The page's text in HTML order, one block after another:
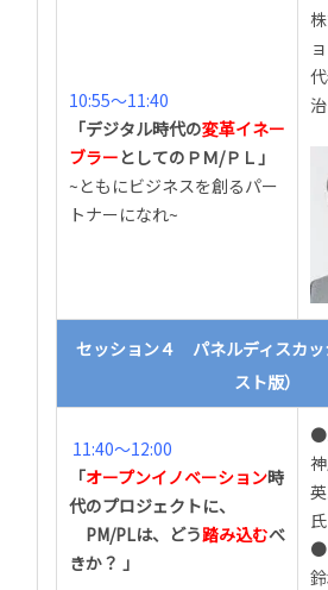
10:55～11:40
「デジタル時代の変革イネー
ブラー としてのＰＭ/ＰＬ 」
~ともにビジネスを創るパー
トナーになれ~
セッション４ パネルディスカッ
スト版）
11:40～12:00
「オープンイノベーション時
代のプロジェクトに、
PM/PLは、どう踏み込むべ
きか？ 」
●
氏
●